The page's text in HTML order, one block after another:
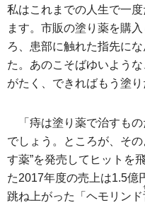
私はこれまでの人生で一
ます。市販の塗り薬を購
ろ、患部に触れた指先に
た。あのこそばゆいよう
がたく、できればもう塗
「痔は塗り薬で治すも
でしょう。ところが、そ
す薬”を発売してヒットを
た2017年度の売上は1.5億
跳ね上がった「ヘモリンド